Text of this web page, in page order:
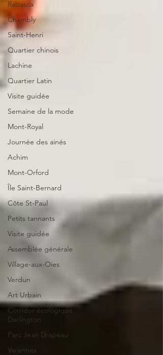
Rabasca
Chambly
Saint-Henri
Quartier chinois
Lachine
Quartier Latin
Visite guidée
Semaine de la mode
Mont-Royal
Journée des ainés
Achim
Mont-Orford
Île Saint-Bernard
Côte St-Paul
Petits tannants
Visite guidée
Assemblée générale
Village-aux-Oies
Verdun
Art Urbain
Corridor écologique
Darlington
Parc Jean Drapeau
Varennes